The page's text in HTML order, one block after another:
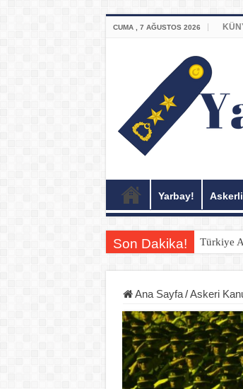
CUMA , 7 AĞUSTOS 2026
Yarbay!
Son Dakika! Türkiye
Ana Sayfa / Askeri